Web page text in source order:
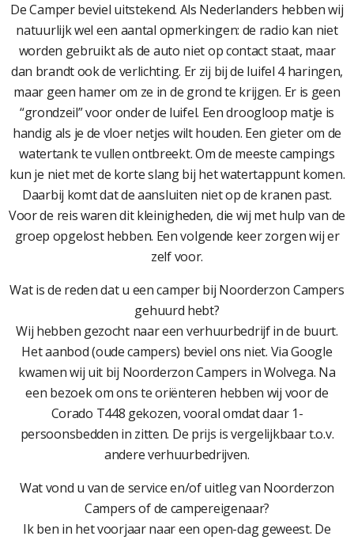
De Camper beviel uitstekend. Als Nederlanders hebben wij
natuurlijk wel een aantal opmerkingen: de radio kan niet
worden gebruikt als de auto niet op contact staat, maar
dan brandt ook de verlichting. Er zij bij de luifel 4 haringen,
maar geen hamer om ze in de grond te krijgen. Er is geen
“grondzeil” voor onder de luifel. Een droogloop matje is
handig als je de vloer netjes wilt houden. Een gieter om de
watertank te vullen ontbreekt. Om de meeste campings
kun je niet met de korte slang bij het watertappunt komen.
Daarbij komt dat de aansluiten niet op de kranen past.
Voor de reis waren dit kleinigheden, die wij met hulp van de
groep opgelost hebben. Een volgende keer zorgen wij er
zelf voor.
Wat is de reden dat u een camper bij Noorderzon Campers
gehuurd hebt?
Wij hebben gezocht naar een verhuurbedrijf in de buurt.
Het aanbod (oude campers) beviel ons niet. Via Google
kwamen wij uit bij Noorderzon Campers in Wolvega. Na
een bezoek om ons te oriënteren hebben wij voor de
Corado T448 gekozen, vooral omdat daar 1-
persoonsbedden in zitten. De prijs is vergelijkbaar t.o.v.
andere verhuurbedrijven.
Wat vond u van de service en/of uitleg van Noorderzon
Campers of de campereigenaar?
Ik ben in het voorjaar naar een open-dag geweest. De